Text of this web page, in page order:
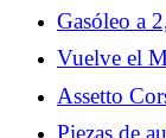
horarios de
Quartararo
Gasóleo a
semana:
servicio
Vuelve el
potencia
Assetto
el Datsun